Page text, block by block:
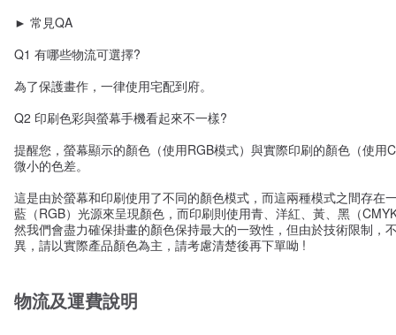
► 常見QA
Q1 有哪些物流可選擇?
為了保護畫作，一律使用宅配到府。
Q2 印刷色彩與螢幕手機看起來不一樣?
提醒您，螢幕顯示的顏色（使用RGB模式）與實際印刷的顏色（使用
微小的色差。
這是由於螢幕和印刷使用了不同的顏色模式，而這兩種模式之間存在
藍（RGB）光源來呈現顏色，而印刷則使用青、洋紅、黃、黑（
然我們會盡力確保掛畫的顏色保持最大的一致性，但由於技術限制，
異，請以實際產品顏色為主，請考慮清楚後再下單呦 !
物流及運費說明